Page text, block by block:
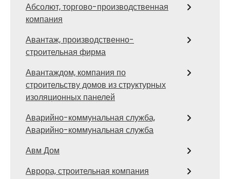
Абсолют, торгово-производственная
компания
Авантаж, производственно-
строительная фирма
Авантаждом, компания по
строительству домов из структурных
изоляционных панелей
Аварийно-коммунальная служба,
Аварийно-коммунальная служба
Авм Дом
Аврора, строительная компания